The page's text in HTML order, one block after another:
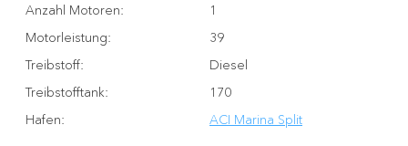
Anzahl Motoren:
1
Motorleistung:
39
Treibstoff:
Diesel
Treibstofftank:
170
Hafen: ACI Marina Split